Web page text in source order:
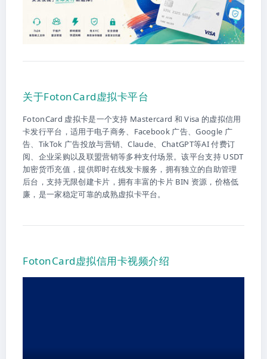
关于FotonCard虚拟卡平台
FotonCard 虚拟卡是一个支持 Mastercard 和 Visa 的虚拟信用
卡发行平台，适用于电子商务、Facebook 广告、Google 广
告、TikTok 广告投放与营销、Claude、ChatGPT等AI 付费订
阅、企业采购以及联盟营销等多种支付场景。该平台支持 USDT
加密货币充值，提供即时在线发卡服务，拥有独立的自助管理
后台，支持无限创建卡片，拥有丰富的卡片 BIN 资源，价格低
廉，是一家稳定可靠的成熟虚拟卡平台。
FotonCard虚拟信用卡视频介绍